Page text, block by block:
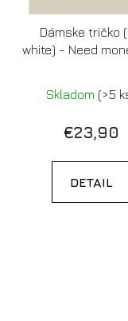
Dámske tričko
white) - Need
Skladom (>5
€23,90
DETAIL